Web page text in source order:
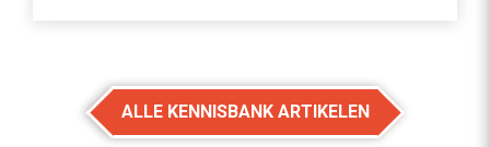
ALLE KENNISBANK ARTIKELEN